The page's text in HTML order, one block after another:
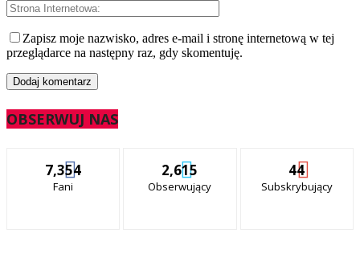
Zapisz moje nazwisko, adres e-mail i stronę internetową w tej
przeglądarce na następny raz, gdy skomentuję.
OBSERWUJ NAS
7,354
Fani
2,615
Obserwujący
44
Subskrybujący